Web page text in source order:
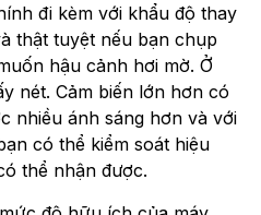
đi kèm với khẩu độ thay
thật tuyệt nếu bạn chụp
hậu cảnh hơi mờ. Ở
nét. Cảm biến lớn hơn có
nhiều ánh sáng hơn và với
có thể kiểm soát hiệu
thể nhận được.